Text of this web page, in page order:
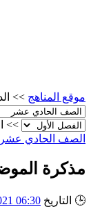
موقع المناهج >>
>>
الصف الحادي عشر
مذكرة
🕒 التاريخ 06:30 2021-12-02